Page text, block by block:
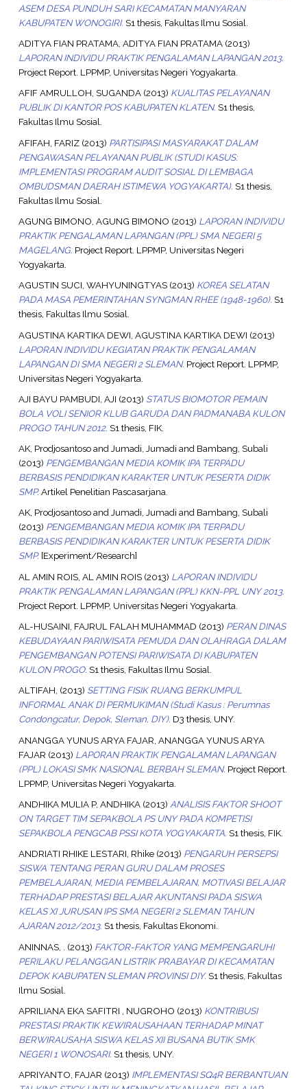
ASEM DESA PUNDUH SARI KECAMATAN MANYARAN
KABUPATEN WONOGIRI. S1 thesis, Fakultas Ilmu Sosial.
ADITYA FIAN PRATAMA, ADITYA FIAN PRATAMA(2013)
LAPORAN INDIVIDU PRAKTIK PENGALAMAN LAPANGAN 2013.
Project Report. LPPMP, Universitas Negeri Yogyakarta.
AFIF AMRULLOH, SUGANDA(2013) KUALITAS PELAYANAN
PUBLIK DI KANTOR POS KABUPATEN KLATEN. S1 thesis,
Fakultas Ilmu Sosial.
AFIFAH, FARIZ(2013) PARTISIPASI MASYARAKAT DALAM
PENGAWASAN PELAYANAN PUBLIK (STUDI KASUS:
IMPLEMENTASI PROGRAM AUDIT SOSIAL DI LEMBAGA
OMBUDSMAN DAERAH ISTIMEWA YOGYAKARTA). S1 thesis,
Fakultas Ilmu Sosial.
AGUNG BIMONO, AGUNG BIMONO (2013) LAPORAN INDIVIDU
PRAKTIK PENGALAMAN LAPANGAN (PPL) SMA NEGERI 5
MAGELANG. Project Report. LPPMP, Universitas Negeri
Yogyakarta.
AGUSTIN SUCI, WAHYUNINGTYAS(2013) KOREA SELATAN
PADA MASA PEMERINTAHAN SYNGMAN RHEE (1948-1960). S1
thesis, Fakultas Ilmu Sosial.
AGUSTINA KARTIKA DEWI, AGUSTINA KARTIKA DEWI (2013)
LAPORAN INDIVIDU KEGIATAN PRAKTIK PENGALAMAN
LAPANGAN DI SMA NEGERI 2 SLEMAN. Project Report. LPPMP,
Universitas Negeri Yogyakarta.
AJI BAYU PAMBUDI, AJI (2013) STATUS BIOMOTOR PEMAIN
BOLA VOLI SENIOR KLUB GARUDA DAN PADMANABA KULON
PROGO TAHUN 2012. S1 thesis, FIK.
AK, Prodjosantosoand Jumadi, Jumadi and Bambang, Subali
(2013) PENGEMBANGAN MEDIA KOMIK IPA TERPADU
BERBASIS PENDIDIKAN KARAKTER UNTUK PESERTA DIDIK
SMP.Artikel Penelitian Pascasarjana.
AK, ProdjosantosoandJumadi, Jumadi and Bambang, Subali
(2013) PENGEMBANGAN MEDIA KOMIK IPA TERPADU
BERBASIS PENDIDIKAN KARAKTER UNTUK PESERTA DIDIK
SMP.[Experiment/Research]
AL AMIN ROIS, AL AMIN ROIS(2013) LAPORAN INDIVIDU
PRAKTIK PENGALAMAN LAPANGAN (PPL) KKN-PPL UNY 2013.
Project Report. LPPMP, Universitas Negeri Yogyakarta.
AL-HUSAINI, FAJRUL FALAH MUHAMMAD (2013) PERAN DINAS
KEBUDAYAAN PARIWISATA PEMUDA DAN OLAHRAGA DALAM
PENGEMBANGAN POTENSI PARIWISATA DI KABUPATEN
KULON PROGO. S1 thesis, Fakultas Ilmu Sosial.
ALTIFAH, (2013) SETTING FISIK RUANG BERKUMPUL
INFORMAL ANAK DI PERMUKIMAN (Studi Kasus : Perumnas
Condongcatur, Depok, Sleman, DIY). D3 thesis, UNY.
ANANGGA YUNUS ARYA FAJAR, ANANGGA YUNUS ARYA
FAJAR (2013) LAPORAN PRAKTIK PENGALAMAN LAPANGAN
(PPL) LOKASI SMK NASIONAL BERBAH SLEMAN. Project Report.
LPPMP, Universitas Negeri Yogyakarta.
ANDHIKA MULIA P, ANDHIKA(2013) ANALISIS FAKTOR SHOOT
ON TARGET TIM SEPAKBOLA PS UNY PADA KOMPETISI
SEPAKBOLA PENGCAB PSSI KOTA YOGYAKARTA. S1 thesis, FIK.
ANDRIATI RHIKE LESTARI, Rhike(2013) PENGARUH PERSEPSI
SISWA TENTANG PERAN GURU DALAM PROSES
PEMBELAJARAN, MEDIA PEMBELAJARAN, MOTIVASI BELAJAR
TERHADAP PRESTASI BELAJAR AKUNTANSI PADA SISWA
KELAS XI JURUSAN IPS SMA NEGERI 2 SLEMAN TAHUN
AJARAN 2012/2013. S1 thesis, Fakultas Ekonomi.
ANINNAS, .
(2013) FAKTOR-FAKTOR YANG MEMPENGARUHI
PERILAKU PELANGGAN LISTRIK PRABAYAR DI KECAMATAN
DEPOK KABUPATEN SLEMAN PROVINSI DIY.S1 thesis, Fakultas
Ilmu Sosial.
APRILIANA EKA SAFITRI , NUGROHO (2013) KONTRIBUSI
PRESTASI PRAKTIK KEWIRAUSAHAAN TERHADAP MINAT
BERWIRAUSAHA SISWA KELAS XII BUSANA BUTIK SMK
NEGERI 1 WONOSARI. S1 thesis, UNY.
APRIYANTO, FAJAR (2013) IMPLEMENTASI SQ4R BERBANTUAN